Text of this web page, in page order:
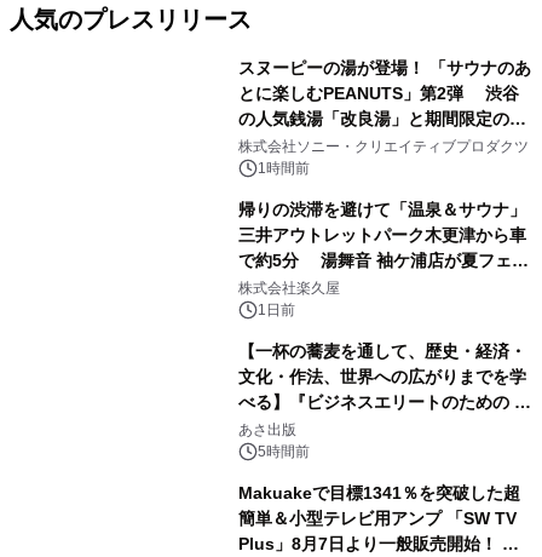
人気のプレスリリース
スヌーピーの湯が登場！ 「サウナのあ
とに楽しむPEANUTS」第2弾 渋谷
の人気銭湯「改良湯」と期間限定のコ
ラボレーション サウナイキタイコラ
ボグッズも発売決定！
株式会社ソニー・クリエイティブプロダクツ
1時間前
帰りの渋滞を避けて「温泉＆サウナ」
三井アウトレットパーク木更津から車
で約5分 湯舞音 袖ケ浦店が夏フェア
メニューを提供
株式会社楽久屋
1日前
【一杯の蕎麦を通して、歴史・経済・
文化・作法、世界への広がりまでを学
べる】『ビジネスエリートのための 教
養としての蕎麦』2026年8月25日
（火）発売
あさ出版
5時間前
Makuakeで目標1341％を突破した超
簡単＆小型テレビ用アンプ 「SW TV
Plus」8月7日より一般販売開始！ ケ